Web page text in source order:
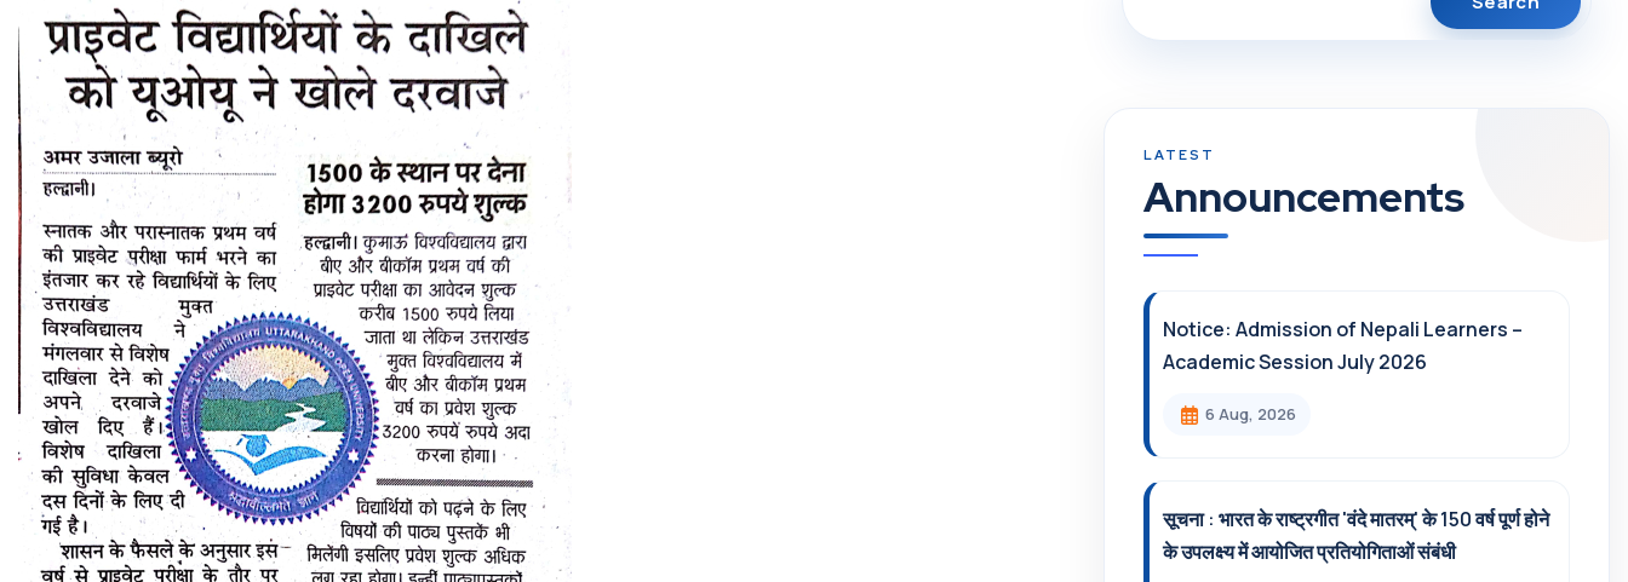
Announcements
Notice: Admission of Nepali Learners –
Academic Session July 2026
6 Aug, 2026
सूचना : भारत के राष्ट्रगीत 'वंदे मातरम्' के 150 वर्ष पूर्ण होने
के उपलक्ष्य में आयोजित प्रतियोगिताओं संबंधी